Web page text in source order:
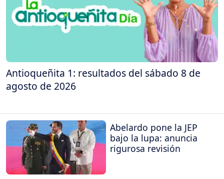
Antioqueñita 1: resultados del sábado 8 de
agosto de 2026
Abelardo pone la JEP
bajo la lupa: anuncia
rigurosa revisión